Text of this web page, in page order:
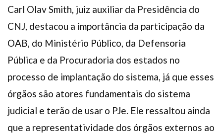
Carl Olav Smith, juiz auxiliar da Presidência do
CNJ, destacou a importância da participação da
OAB, do Ministério Público, da Defensoria
Pública e da Procuradoria dos estados no
processo de implantação do sistema, já que esses
órgãos são atores fundamentais do sistema
judicial e terão de usar o PJe. Ele ressaltou ainda
que a representatividade dos órgãos externos ao